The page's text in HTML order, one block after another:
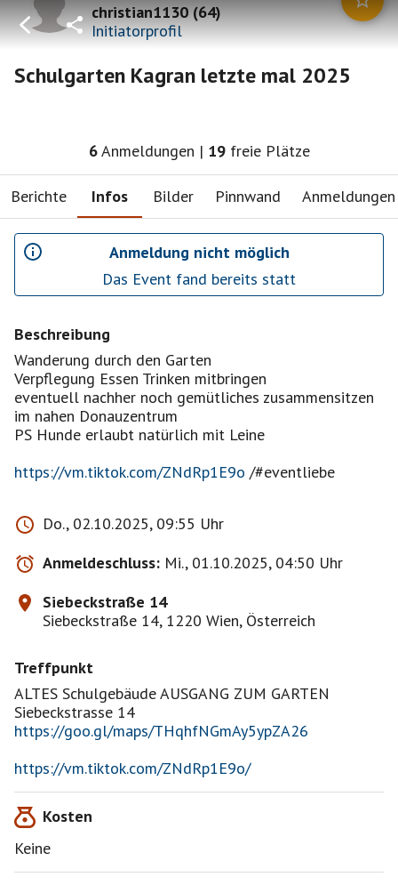
christian1130(64)
Initiatorprofil
Schulgarten Kagran letzte mal 2025
6Anmeldungen | 19 freie Plätze
Berichte Infos Bilder Pinnwand Anmeldungen
Anmeldung nicht möglich
Das Event fand bereits statt
Beschreibung
Wanderung durch den Garten
Verpflegung Essen Trinken mitbringen
eventuell nachher noch gemütliches zusammensitzen
im nahen Donauzentrum
PS Hunde erlaubt natürlich mit Leine
https://vm.tiktok.com/ZNdRp1E9o /#eventliebe
Do., 02.10.2025, 09:55 Uhr
Anmeldeschluss: Mi., 01.10.2025, 04:50 Uhr
Siebeckstraße 14
Siebeckstraße 14, 1220 Wien, Österreich
Treffpunkt
ALTES Schulgebäude AUSGANG ZUM GARTEN
https://goo.gl/maps/THqhfNGmAy5ypZA26
https://vm.tiktok.com/ZNdRp1E9o/
Kosten
Keine